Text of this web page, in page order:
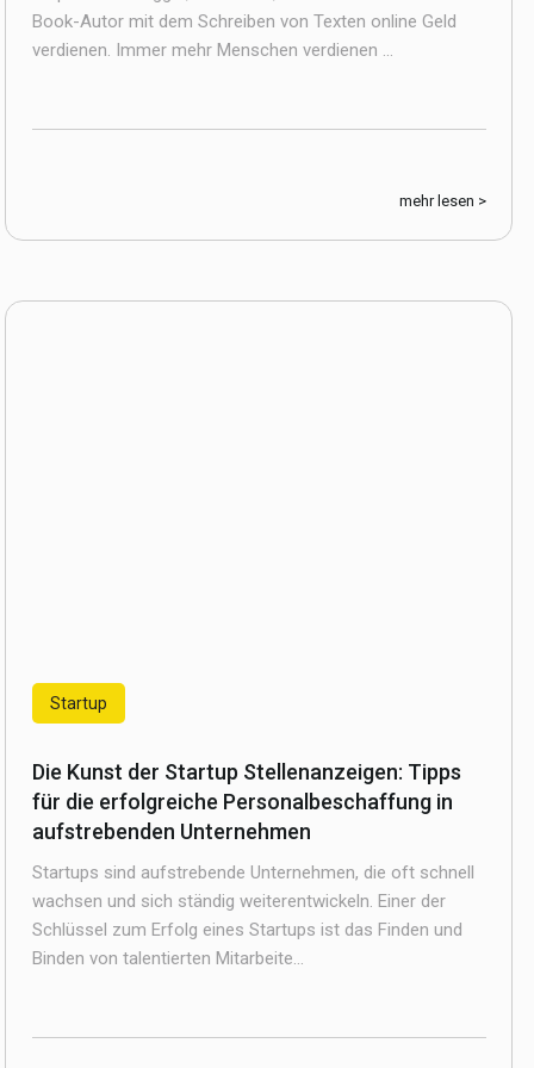
Book-Autor mit dem Schreiben von Texten online Geld
verdienen. Immer mehr Menschen verdienen ...
mehr lesen >
Startup
Die Kunst der Startup Stellenanzeigen: Tipps
für die erfolgreiche Personalbeschaffung in
aufstrebenden Unternehmen
Startups sind aufstrebende Unternehmen, die oft schnell
wachsen und sich ständig weiterentwickeln. Einer der
Schlüssel zum Erfolg eines Startups ist das Finden und
Binden von talentierten Mitarbeite...